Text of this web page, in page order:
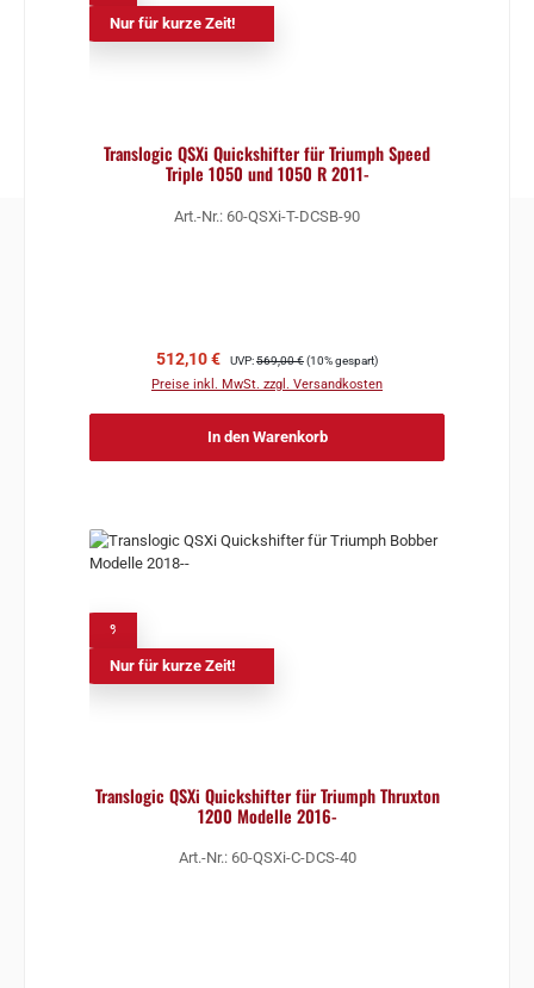
Nur für kurze Zeit!
Translogic QSXi Quickshifter für Triumph Speed
Triple 1050 und 1050 R 2011-
Art.-Nr.: 60-QSXi-T-DCSB-90
Verkaufspreis:
512,10 € Regulärer Preis:
UVP:569,00 €(10% gespart)
Preise inkl. MwSt. zzgl. Versandkosten
In den Warenkorb
Nur für kurze Zeit!
Translogic QSXi Quickshifter für Triumph Thruxton
1200 Modelle 2016-
Art.-Nr.: 60-QSXi-C-DCS-40